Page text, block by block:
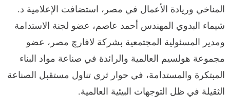
المناخي وريادة الأعمال في مصر، استضافت الإعلامية د.
شيماء البدوي المهندس أحمد عاصم، عضو لجنة الاستدامة
ومدير المسئولية المجتمعية بشركة لافارچ مصر، عضو
مجموعة هولسيم العالمية والرائدة في صناعة مواد البناء
المبتكرة والمستدامة، في حوار ثري تناول مستقبل الصناعة
الثقيلة في ظل التوجهات البيئية العالمية.